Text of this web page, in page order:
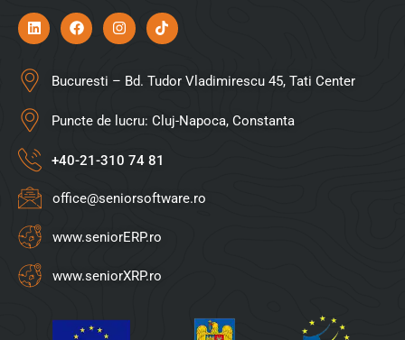
Bucuresti – Bd. Tudor Vladimirescu 45, Tati Center
Puncte de lucru: Cluj-Napoca, Constanta
+40-21-310 74 81
office@seniorsoftware.ro
www.seniorERP.ro
www.seniorXRP.ro